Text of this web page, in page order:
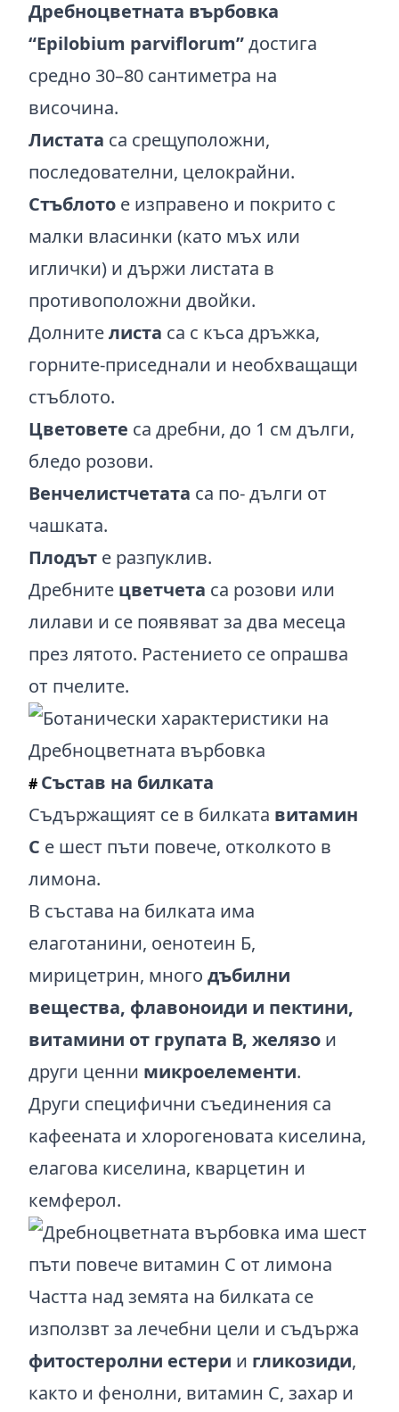
Дребноцветната върбовка
“Epilobium parviflorum”достига
средно 30–80 сантиметра на
височина.
Листата са срещуположни,
последователни, целокрайни.
Стъблото е изправено и покрито с
малки власинки (като мъх или
иглички) и държи листата в
противоположни двойки.
Долнителиста са с къса дръжка,
горните-приседнали и необхващащи
стъблото.
Цветовете са дребни, до 1 см дълги,
бледо розови.
Венчелистчетата са по- дълги от
чашката.
Плодът е разпуклив.
Дребните цветчета са розови или
лилави и се появяват за два месеца
през лятото. Растението се опрашва
от пчелите.
# Състав на билката
Съдържащият се в билката витамин
С е шест пъти повече, отколкото в
лимона.
В състава на билката има
елаготанини, оенотеин Б,
мирицетрин, много дъбилни
вещества, флавоноиди и пектини,
витамини от групата В, желязо и
други ценни микроелементи.
Други специфични съединения са
кафеената и хлорогеновата киселина,
елагова киселина, кварцетин и
кемферол.
Частта над земята на билката се
използвт за лечебни цели и съдържа
фитостеролни естери и гликозиди,
както и фенолни, витамин С, захар и